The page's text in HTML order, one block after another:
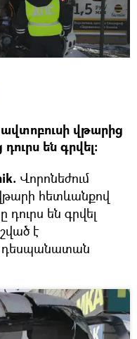
վթարից
են գրվել։
Վորոնեժում
հետևանքով
են գրվել
է
դեսպանատան